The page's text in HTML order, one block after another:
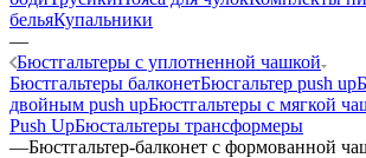
бельяКупальники
—
Бюстгальтеры с уплотненной чашкой
Бюстгальтеры балконетБюсгальтер push up
двойным push upБюстгальтеры с мягкой
Push UpБюстальтеры трансформеры
—Бюстгальтер-балконет с формованной